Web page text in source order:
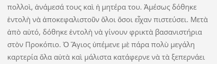
πολλοὶ, ἀνάμεσά τους καὶ ἡ μητέρα του. Ἀμέσως δόθηκε
ἐντολὴ νὰ ἀποκεφαλιστοῦν ὅλοι ὅσοι εἶχαν πιστεύσει. Μετὰ
ἀπὸ αὐτό, δόθηκε ἐντολὴ νὰ γίνουν φρικτὰ βασανιστήρια
στὸν Προκόπιο. Ὁ Ἅγιος ὑπέμενε μὲ πάρα πολὺ μεγάλη
καρτερία ὅλα αὐτὰ καὶ μάλιστα κατάφερνε νὰ τὰ ξεπερνάει